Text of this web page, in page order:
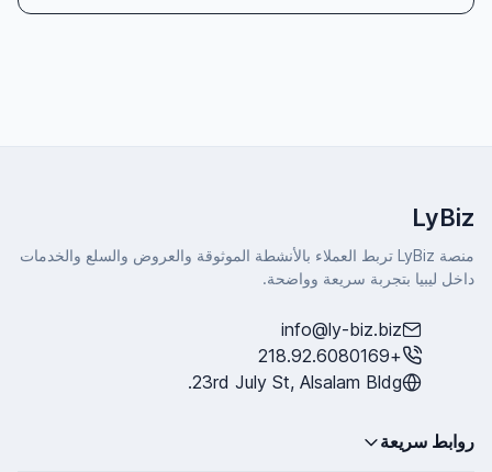
LyBiz
منصة LyBiz تربط العملاء بالأنشطة الموثوقة والعروض والسلع والخدمات
داخل ليبيا بتجربة سريعة وواضحة.
info@ly-biz.biz
+218.92.6080169
23rd July St, Alsalam Bldg.
روابط سريعة